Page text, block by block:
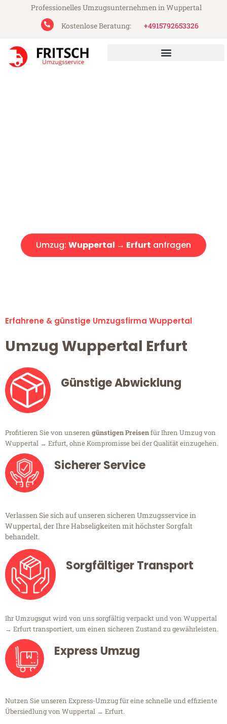
Professionelles Umzugsunternehmen in Wuppertal
Kostenlose Beratung:
+4915792653326
Umzug: Wuppertal → Erfurt anfragen
Erfahrene & günstige Umzugsfirma Wuppertal
Umzug Wuppertal Erfurt
Günstige Abwicklung
Profitieren Sie von unseren günstigen Preisenfür Ihren Umzug von
Wuppertal → Erfurt, ohne Kompromisse bei der Qualität einzugehen.
Sicherer Service
Verlassen Sie sich auf unseren sicheren Umzugsservice in
Wuppertal, der Ihre Habseligkeiten mit höchster Sorgfalt
behandelt.
Sorgfältiger Transport
Ihr Umzugsgut wird von uns sorgfältig verpackt und von Wuppertal
→ Erfurt transportiert, um einen sicheren Zustand zu gewährleisten.
Express Umzug
Nutzen Sie unseren Express-Umzug für eine schnelle und effiziente
Übersiedlung von Wuppertal → Erfurt.